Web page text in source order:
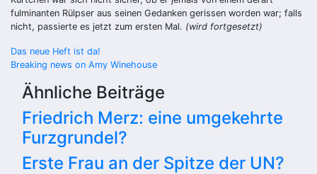
fulminanten Rülpser aus seinen Gedan­ken gerissen worden war; falls
nicht, passierte es jetzt zum ersten Mal. (wird fortgesetzt)
Beitragsnavigation
Das neue Heft ist da!
Breaking news on Amy Winehouse
Ähnliche Beiträge
Friedrich Merz: eine umgekehrte
Furzgrundel?
Erste Frau an der Spitze der UN?